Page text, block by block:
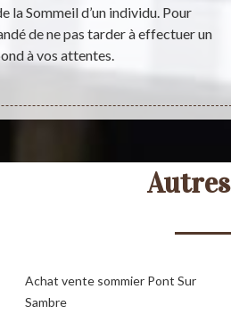
Sommeil d’un individu. Pour
de ne pas tarder à effectuer un
à vos attentes.
Achat vente sommier Pont Sur
Sambre